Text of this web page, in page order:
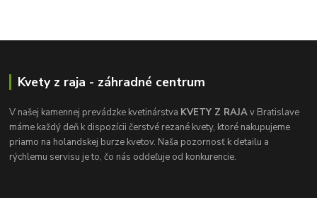
Kvety z raja - záhradné centrum
V našej kamennej prevádzke kvetinárstva KVETY Z RAJAv Bratislave
máme každý deň k dispozícii čerstvé rezané kvety, ktoré nakupujeme
priamo na holandskej burze kvetov. Naša pozornosť k detailu a
rýchlemu servisu je to, čo nás oddeľuje od konkurencie.